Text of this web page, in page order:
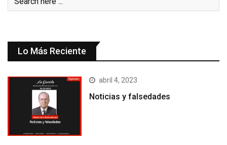
Lo Más Reciente
abril 4, 2023
Noticias y falsedades